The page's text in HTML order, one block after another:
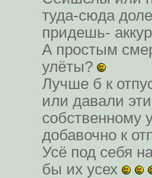
туда-сюда
придешь-
А простым
улёты?
Лучше б к
или давали
собственному
добавочно к
Усё под себя
бы их усех